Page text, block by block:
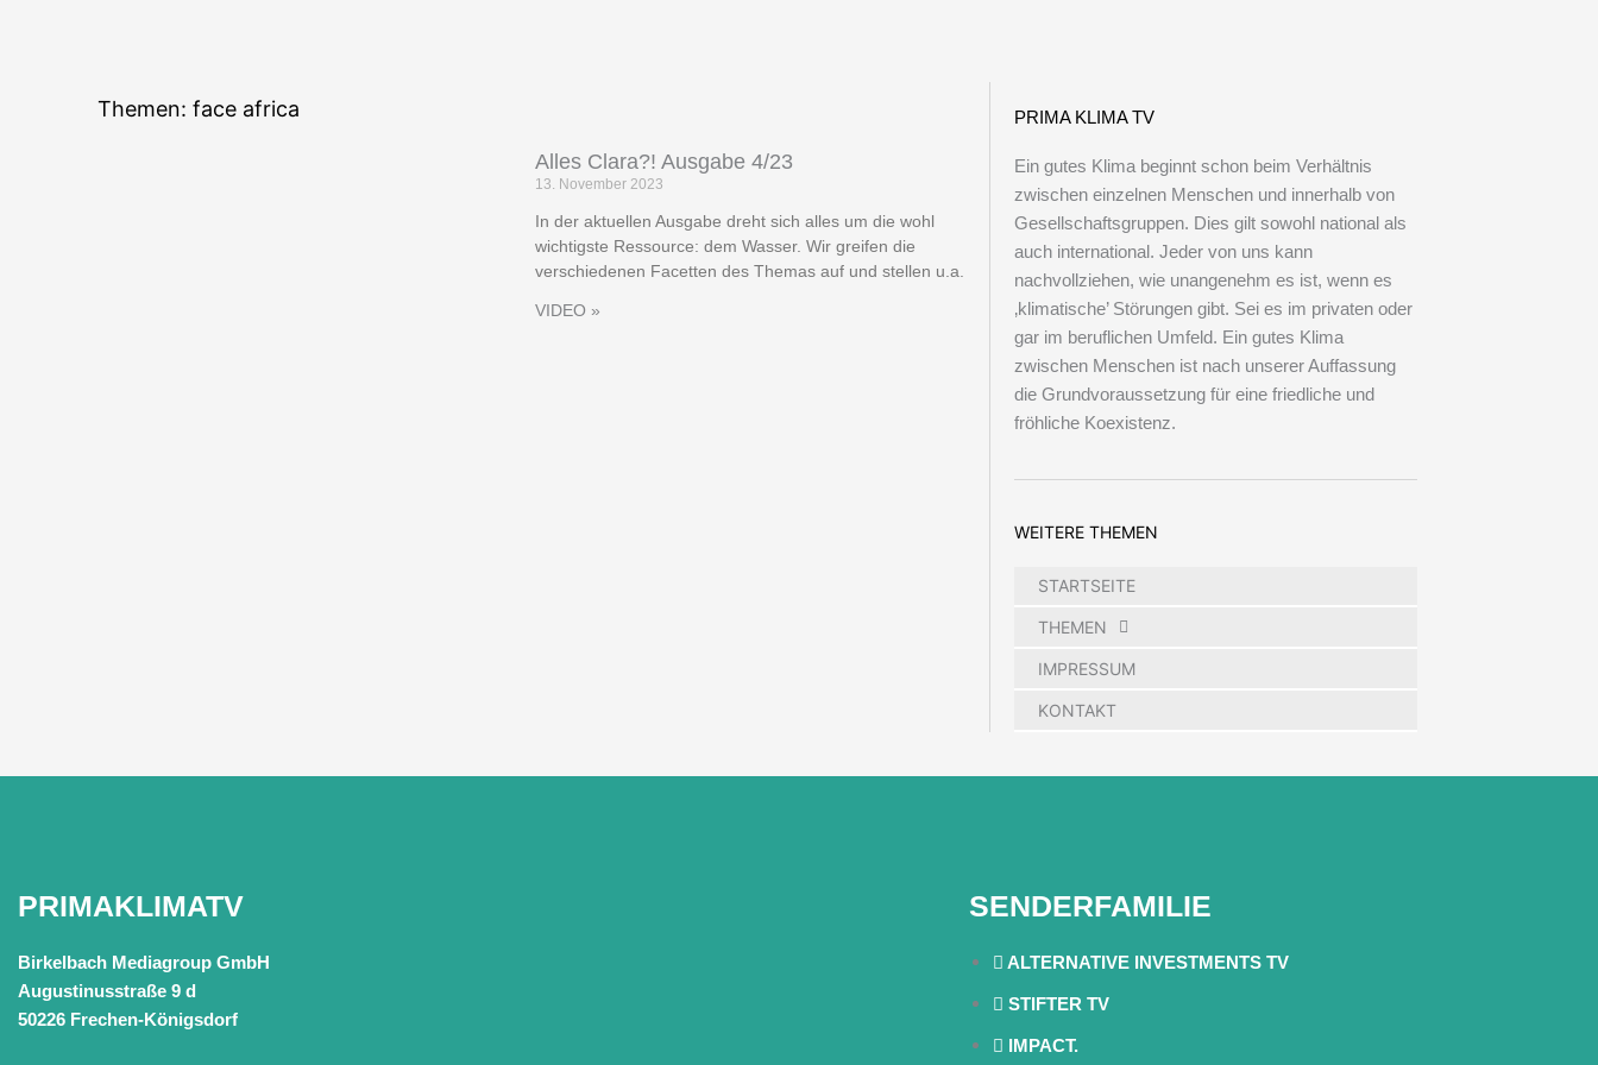
"Bei keiner anderen Erfindung ist das Nützliche mit
dem Angenehmen so innig verbunden, wie beim
Fahrrad."
Adam Opel, Gründer der Firma Adam Opel GmbH
Themen: face africa
Alles Clara?! Ausgabe 4/23
13. November 2023
In der aktuellen Ausgabe dreht sich alles um die wohl
wichtigste Ressource: dem Wasser. Wir greifen die
verschiedenen Facetten des Themas auf und stellen u.a.
VIDEO »
PRIMA KLIMA TV
Ein gutes Klima beginnt schon beim Verhältnis
zwischen einzelnen Menschen und innerhalb von
Gesellschaftsgruppen. Dies gilt sowohl national als
auch international. Jeder von uns kann
nachvollziehen, wie unangenehm es ist, wenn es
‚klimatische’ Störungen gibt. Sei es im privaten oder
gar im beruflichen Umfeld. Ein gutes Klima
zwischen Menschen ist nach unserer Auffassung
die Grundvoraussetzung für eine friedliche und
fröhliche Koexistenz.
WEITERE THEMEN
STARTSEITE
THEMEN
IMPRESSUM
KONTAKT
PRIMAKLIMATV
Birkelbach Mediagroup GmbH
Augustinusstraße 9 d
50226 Frechen-Königsdorf
SENDERFAMILIE
ALTERNATIVE INVESTMENTS TV
STIFTER TV
IMPACT.